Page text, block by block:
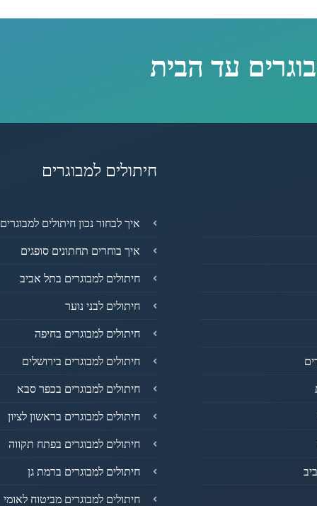
עד הבית
חיתולים למבוגרים
איך לבחור נכון חיתולים למבוגרים
איך בוחרים תחתונים סופגים
חיתולים למבוגרים בתל אביב
חיתולים לבני נוער
חיתולים למבוגרים בחיפה
חיתולים למבוגרים בירושלים
חיתולים למבוגרים בכפר סבא
חיתולים למבוגרים בראשון לציון
חיתולים למבוגרים בפתח תקווה
חיתולים למבוגרים ברמת גן
חיתולים למבוגרים מביטוח לאומי